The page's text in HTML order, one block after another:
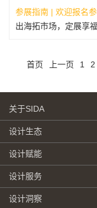
参展指南 | 欢迎报名
首页 上一页 1 2
关于SIDA
设计生态
设计赋能
设计服务
设计洞察